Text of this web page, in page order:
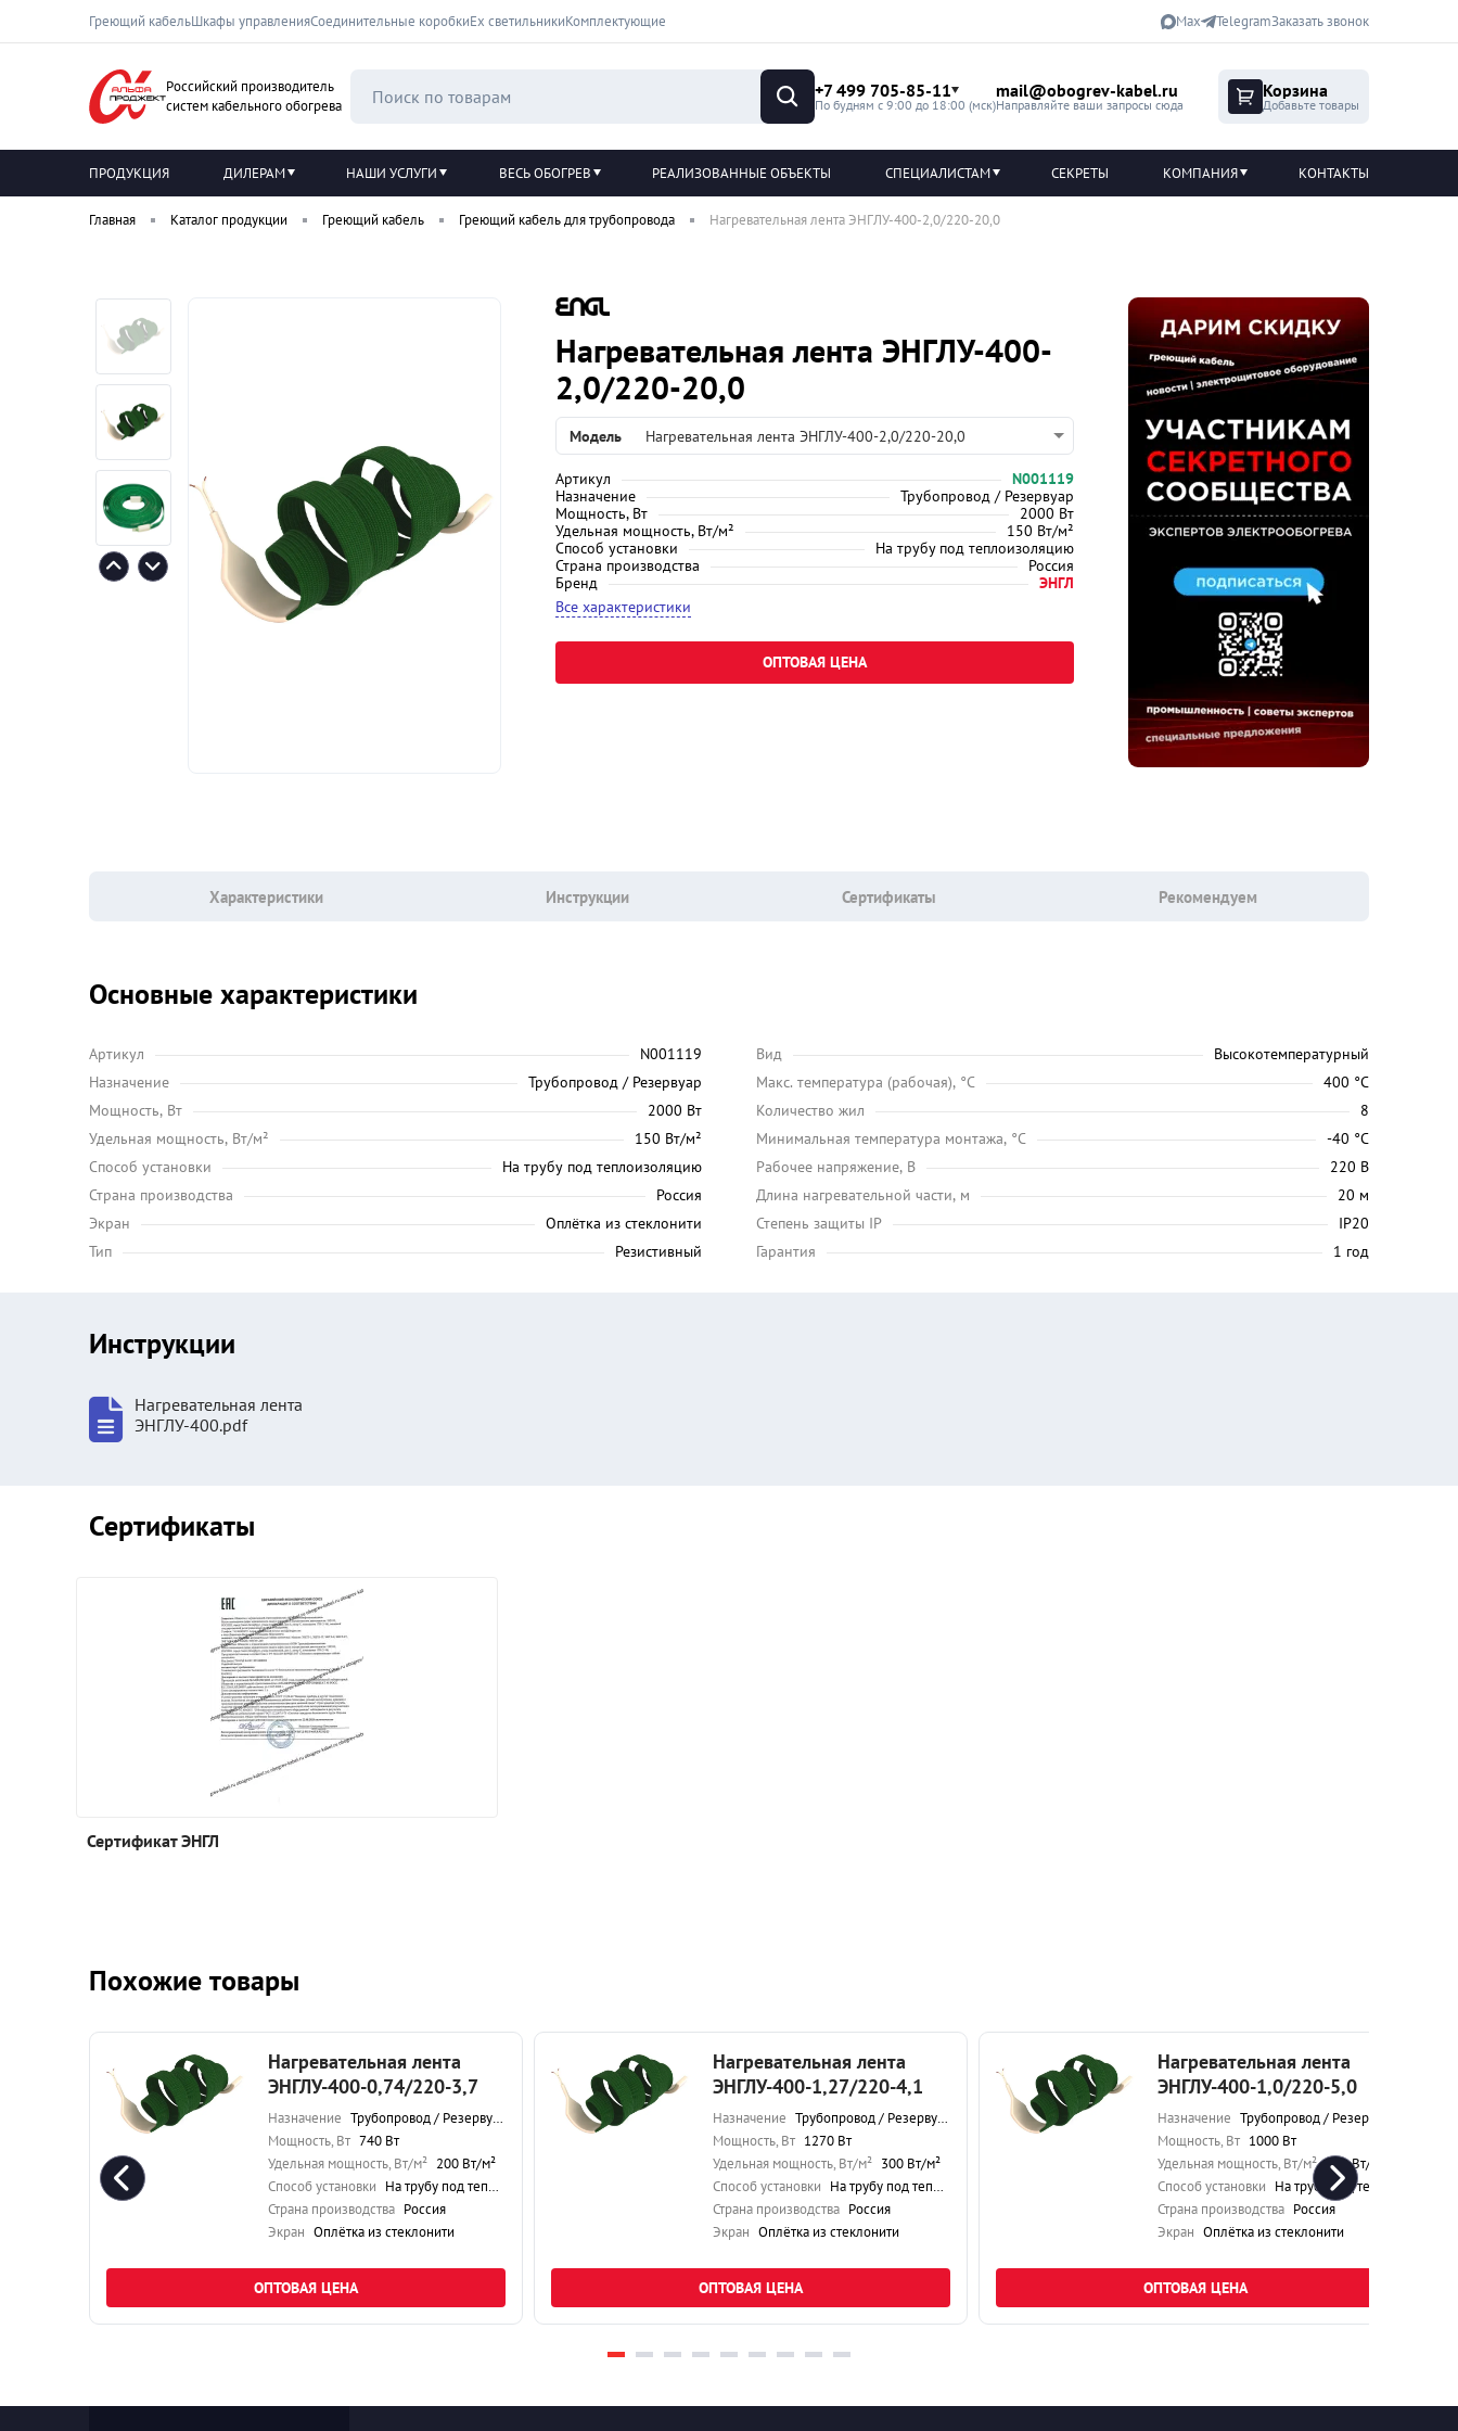
Греющий кабельШкафы управленияСоединительные коробкиЕх светильникиКомплектующие Max TelegramЗаказать звонок
Российский производитель
систем кабельного обогрева
+7 499 705-85-11
По будням с 9:00 до 18:00 (мск)
mail@obogrev-kabel.ru
Направляйте ваши запросы сюда
Корзина
Добавьте товары
ПРОДУКЦИЯ ДИЛЕРАМ НАШИ УСЛУГИ ВЕСЬ ОБОГРЕВ РЕАЛИЗОВАННЫЕ ОБЪЕКТЫ СПЕЦИАЛИСТАМ СЕКРЕТЫ КОМПАНИЯ КОНТАКТЫ
Главная Каталог продукции Греющий кабель Греющий кабель для трубопровода Нагревательная лента ЭНГЛУ-400-2,0/220-20,0
Нагревательная лента ЭНГЛУ-400-
2,0/220-20,0
Модель Нагревательная лента ЭНГЛУ-400-2,0/220-20,0
Артикул
N001119
Назначение
Трубопровод / Резервуар
Мощность, Вт
2000 Вт
Удельная мощность, Вт/м²
150 Вт/м²
Способ установки
На трубу под теплоизоляцию
Страна производства
Россия
Бренд
ЭНГЛ
Все характеристики
ОПТОВАЯ ЦЕНА
Характеристики Инструкции Сертификаты Рекомендуем
Основные характеристики
Артикул
N001119
Назначение
Трубопровод / Резервуар
Мощность, Вт
2000 Вт
Удельная мощность, Вт/м²
150 Вт/м²
Способ установки
На трубу под теплоизоляцию
Страна производства
Россия
Экран
Оплётка из стеклонити
Тип
Резистивный
Вид
Высокотемпературный
Maкс. температура (рабочая), °C
400 °C
Количество жил
8
Минимальная температура монтажа, °C
-40 °C
Рабочее напряжение, В
220 В
Длина нагревательной части, м
20 м
Степень защиты IP
IP20
Гарантия
1 год
Инструкции
Нагревательная лента
ЭНГЛУ-400.pdf
Сертификаты
Сертификат ЭНГЛ
Похожие товары
Нагревательная лента
ЭНГЛУ-400-0,74/220-3,7
Назначение Трубопровод / Резервуар
Мощность, Вт 740 Вт
Удельная мощность, Вт/м² 200 Вт/м²
Способ установки На трубу под теплоизоляцию
Страна производства Россия
Экран Оплётка из стеклонити
ОПТОВАЯ ЦЕНА
Нагревательная лента
ЭНГЛУ-400-1,27/220-4,1
Назначение Трубопровод / Резервуар
Мощность, Вт 1270 Вт
Удельная мощность, Вт/м² 300 Вт/м²
Способ установки На трубу под теплоизоляцию
Страна производства Россия
Экран Оплётка из стеклонити
ОПТОВАЯ ЦЕНА
Нагревательная лента
ЭНГЛУ-400-1,0/220-5,0
Назначение Трубопровод / Резервуар
Мощность, Вт 1000 Вт
Удельная мощность, Вт/м² 200 Вт/м²
Способ установки На трубу под теплоизоляцию
Страна производства Россия
Экран Оплётка из стеклонити
ОПТОВАЯ ЦЕНА